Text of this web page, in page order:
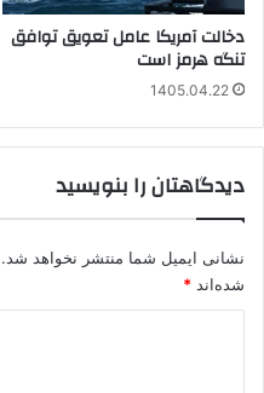
دخالت آمریکا عامل تعویق توافق
تنگه هرمز است
1405.04.22
دیدگاهتان را بنویسید
نشانی ایمیل شما منتشر نخواهد شد.
شده‌اند *